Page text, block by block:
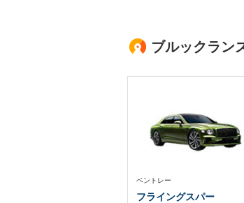
ブルックラン
ベントレー
フライングスパー